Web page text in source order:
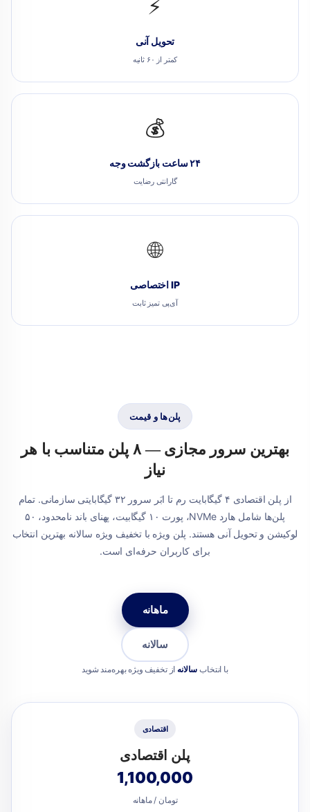
⚡
تحویل آنی
کمتر از ۶۰ ثانیه
💰
۲۴ ساعت بازگشت وجه
گارانتی رضایت
🌐
IP اختصاصی
آی‌پی تمیز ثابت
پلن‌ها و قیمت
بهترین سرور مجازی — ۸ پلن متناسب با هر
نیاز
از پلن اقتصادی ۴ گیگابایت رم تا ابَر سرور ۳۲ گیگابایتی سازمانی. تمام
پلن‌ها شامل هارد NVMe، پورت ۱۰ گیگابیت، پهنای باند نامحدود، ۵۰
لوکیشن و تحویل آنی هستند. پلن ویژه با تخفیف ویژه سالانه بهترین انتخاب
برای کاربران حرفه‌ای است.
ماهانه
سالانه
با انتخاب سالانه از تخفیف ویژه بهره‌مند شوید
اقتصادی
پلن اقتصادی
1,100,000
تومان / ماهانه